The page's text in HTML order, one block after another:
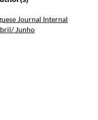
Journal Internal
Junho